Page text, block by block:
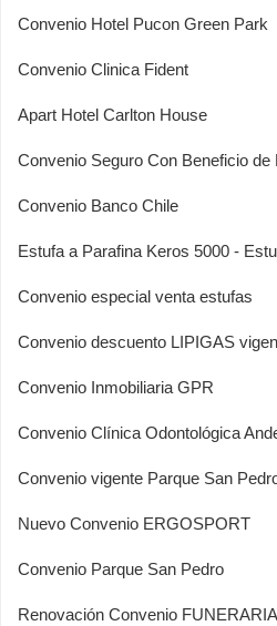
Convenio Hotel Pucon Green Park
Convenio Clinica Fident
Apart Hotel Carlton House
Convenio Seguro Con Beneficio
Convenio Banco Chile
Estufa a Parafina Keros 5000 -
Convenio especial venta estufas
Convenio descuento LIPIGAS
Convenio Inmobiliaria GPR
Convenio Clínica Odontológica
Convenio vigente Parque San
Nuevo Convenio ERGOSPORT
Convenio Parque San Pedro
Renovación Convenio